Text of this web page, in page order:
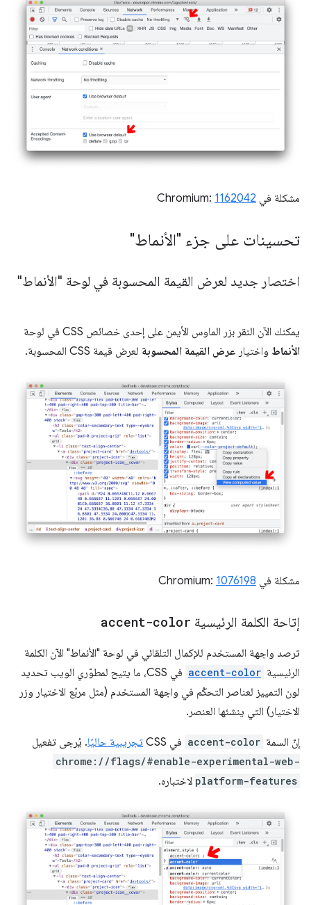
مشكلة في Chromium: 1162042
تحسينات على جزء "الأنماط"
اختصار جديد لعرض القيمة المحسوبة في لوحة "الأنماط"
يمكنك الآن النقر بزر الماوس الأيمن على إحدى خصائص CSS في لوحة
الأنماط واختيار عرض القيمة المحسوبة لعرض قيمة CSS المحسوبة.
مشكلة في Chromium: 1076198
إتاحة الكلمة الرئيسية accent-color
ترصد واجهة المستخدم للإكمال التلقائي في لوحة "الأنماط" الآن الكلمة
الرئيسية accent-color
في CSS، ما يتيح لمطوّري الويب تحديد
لون التمييز لعناصر التحكّم في واجهة المستخدم (مثل مربّع الاختيار وزر
الاختيار) التي ينشئها العنصر.
إنّ السمة accent-color في CSS تجريبية حاليًا. يُرجى تفعيل
chrome://flags/#enable-experimental-web-
platform-features لاختباره.